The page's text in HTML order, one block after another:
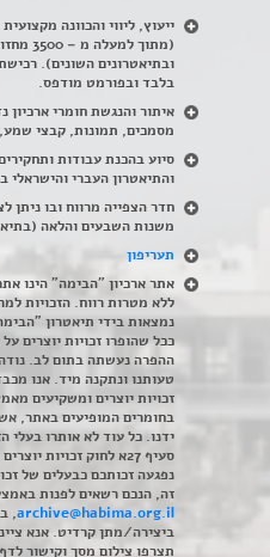
ייעוץ, ליווי והכוונה
(מתוך
ובתיאטרונים השונים).
בלבד ובפורמט מודפס.
איתור והנגשת חומרי ארכיון
מסמכים, תמונות, קבצי שמע,
סיוע בהכנת עבודות
והתיאטרון העברי והישראלי
משנות השבעים והלאה
תעריפון
אתר ארכיון "הבימה" הינו
ללא מטרות רווח. הזכויות
נמצאות בידי תיאטרון
ככל שהופרו זכויות יוצרים
ההפרה נעשתה בתום לב.
טעותנו ונתקנה מיד. אנו
זכויות יוצרים ומשקיעים
בחומרים המופיעים באתר,
ידנו. כל עוד לא אותרו בעלי
נפגעה זכותכם כבעלים של
זה, הנכם רשאים לפנות
archive@habima.org.il
,
ביצירה/מתן קרדיט. אנא
תצרפו צילום מסך וקישור